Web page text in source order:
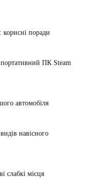
поради
ПК Steam
автомобіля
навісного
слабкі місця